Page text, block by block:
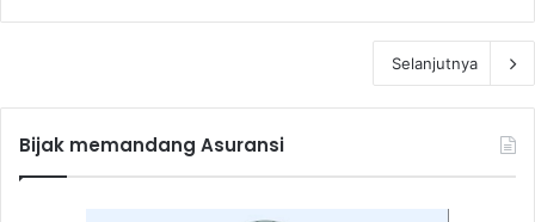
Selanjutnya
Bijak memandang Asuransi